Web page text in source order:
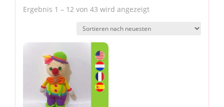
Ergebnis 1 – 12 von 43 wird angezeigtNach
sortiert